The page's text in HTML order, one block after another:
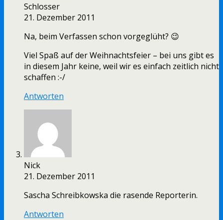
Schlosser
21. Dezember 2011
Na, beim Verfassen schon vorgeglüht? 😉
Viel Spaß auf der Weihnachtsfeier – bei uns gibt es
in diesem Jahr keine, weil wir es einfach zeitlich nicht
schaffen :-/
Antworten
Nick
21. Dezember 2011
Sascha Schreibkowska die rasende Reporterin.
Antworten